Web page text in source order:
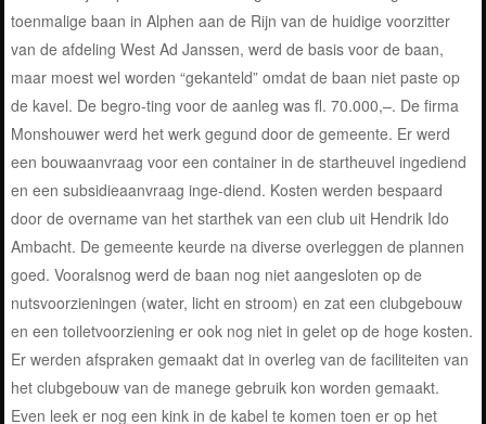
toenmalige baan in Alphen aan de Rijn van de huidige voorzitter
van de afdeling West Ad Janssen, werd de basis voor de baan,
maar moest wel worden “gekanteld” omdat de baan niet paste op
de kavel. De begro-ting voor de aanleg was fl. 70.000,–. De firma
Monshouwer werd het werk gegund door de gemeente. Er werd
een bouwaanvraag voor een container in de startheuvel ingediend
en een subsidieaanvraag inge-diend. Kosten werden bespaard
door de overname van het starthek van een club uit Hendrik Ido
Ambacht. De gemeente keurde na diverse overleggen de plannen
goed. Vooralsnog werd de baan nog niet aangesloten op de
nutsvoorzieningen (water, licht en stroom) en zat een clubgebouw
en een toiletvoorziening er ook nog niet in gelet op de hoge kosten.
Er werden afspraken gemaakt dat in overleg van de faciliteiten van
het clubgebouw van de manege gebruik kon worden gemaakt.
Even leek er nog een kink in de kabel te komen toen er op het